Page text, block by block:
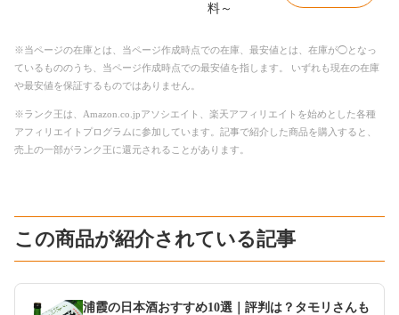
料～
※当ページの在庫とは、当ページ作成時点での在庫、最安値とは、在庫が◯となっ
ているもののうち、当ページ作成時点での最安値を指します。 いずれも現在の在庫
や最安値を保証するものではありません。
※ランク王は、Amazon.co.jpアソシエイト、楽天アフィリエイトを始めとした各種
アフィリエイトプログラムに参加しています。記事で紹介した商品を購入すると、
売上の一部がランク王に還元されることがあります。
この商品が紹介されている記事
浦霞の日本酒おすすめ10選｜評判は？タモリさんも